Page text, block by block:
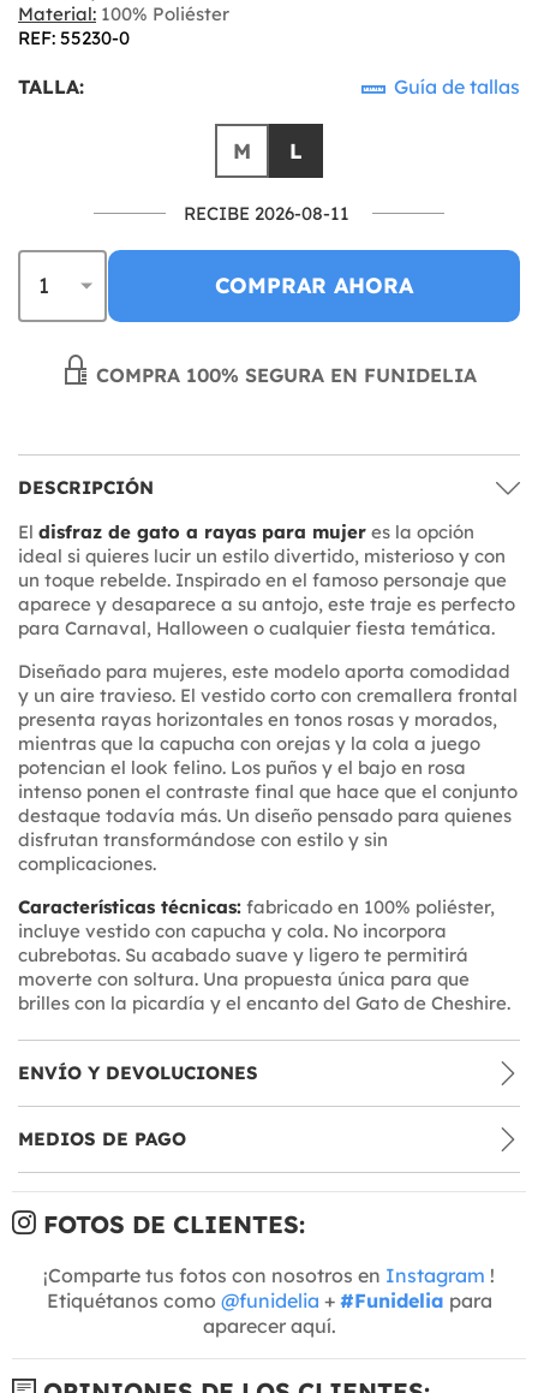
Material: 100% Poliéster
REF: 55230-0
TALLA: Guía de tallas
M L
RECIBE 2026-08-11
COMPRAR AHORA
COMPRA 100% SEGURA EN FUNIDELIA
DESCRIPCIÓN
El disfraz de gato a rayas para mujer es la opción
ideal si quieres lucir un estilo divertido, misterioso y con
un toque rebelde. Inspirado en el famoso personaje que
aparece y desaparece a su antojo, este traje es perfecto
para Carnaval, Halloween o cualquier fiesta temática.
Diseñado para mujeres, este modelo aporta comodidad
y un aire travieso. El vestido corto con cremallera frontal
presenta rayas horizontales en tonos rosas y morados,
mientras que la capucha con orejas y la cola a juego
potencian el look felino. Los puños y el bajo en rosa
intenso ponen el contraste final que hace que el conjunto
destaque todavía más. Un diseño pensado para quienes
disfrutan transformándose con estilo y sin
complicaciones.
Características técnicas: fabricado en 100% poliéster,
incluye vestido con capucha y cola. No incorpora
cubrebotas. Su acabado suave y ligero te permitirá
moverte con soltura. Una propuesta única para que
brilles con la picardía y el encanto del Gato de Cheshire.
ENVÍO Y DEVOLUCIONES
MEDIOS DE PAGO
FOTOS DE CLIENTES:
¡Comparte tus fotos con nosotros en Instagram !
Etiquétanos como @funidelia + #Funidelia para
aparecer aquí.